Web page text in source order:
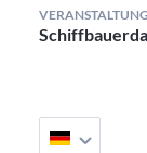
unserem